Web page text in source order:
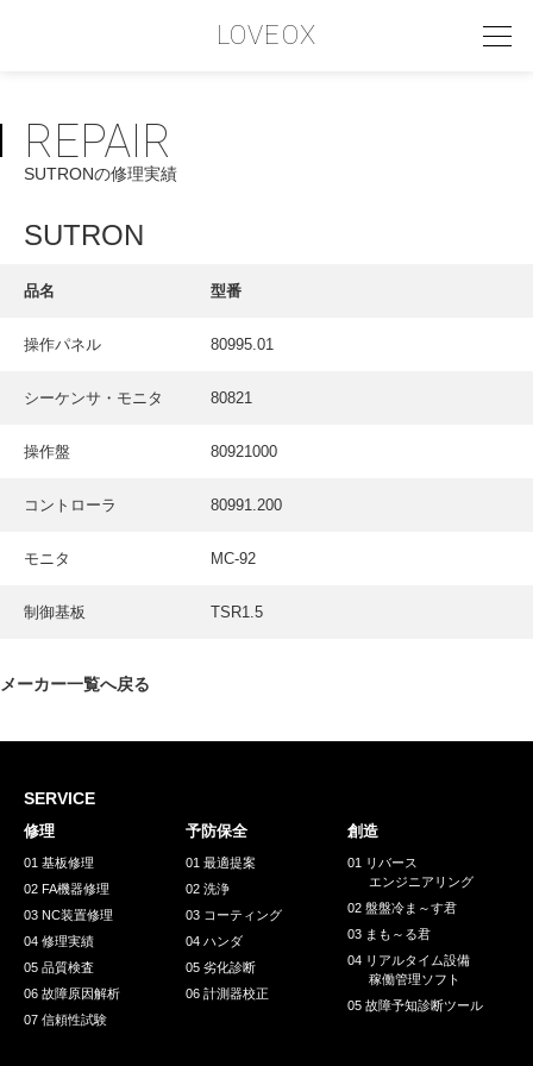
LOVEOX
PHILOSOPHY
フィロソフィー
COMPANY PROFILE
INTERVIEW
お客様インタビュー
RECRUIT
お問い合わせ
REPAIR
SUTRONの修理実績
SUTRON
品名 型番
操作パネル 80995.01
シーケンサ・モニタ 80821
操作盤 80921000
コントローラ 80991.200
モニタ MC-92
制御基板 TSR1.5
メーカー一覧へ戻る
SERVICE
修理
01 基板修理
02 FA機器修理
03 NC装置修理
04 修理実績
05 品質検査
06 故障原因解析
07 信頼性試験
予防保全
01 最適提案
02 洗浄
03 コーティング
04 ハンダ
05 劣化診断
06 計測器校正
創造
01 リバース
エンジニアリング
02 盤盤冷ま～す君
03 まも～る君
04 リアルタイム設備
稼働管理ソフト
05 故障予知診断ツール